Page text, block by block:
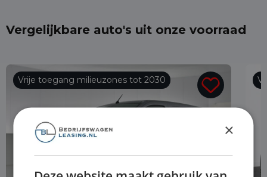
Vergelijkbare auto's uit onze voorraad
Vrije toegang milieuzones tot 2030
×